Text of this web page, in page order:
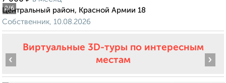
2/6
Центральный район, Красной Армии 18
Собственник, 10.08.2026
Виртуальные 3D-туры по интересным
местам
‹ ›